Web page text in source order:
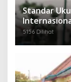
Standar
5156 Dilihat